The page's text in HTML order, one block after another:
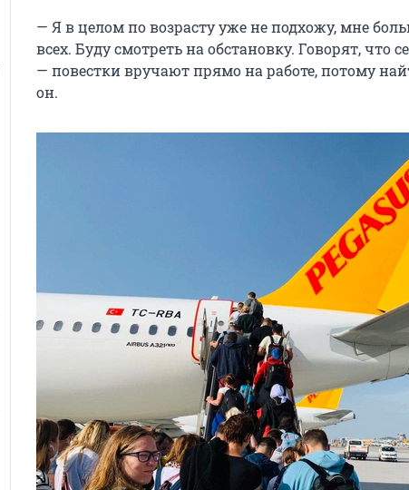
— Я в целом по возрасту уже не подхожу, мне
всех. Буду смотреть на обстановку. Говорят, что
— повестки вручают прямо на работе, потому
он.